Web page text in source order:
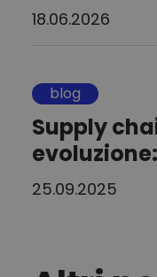
18.06.2026
blog
Supply
25.09.2025